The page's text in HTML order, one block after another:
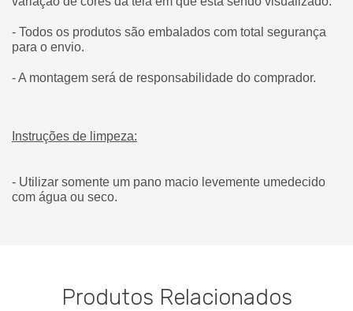
- Todos os produtos são embalados com total segurança
para o envio.
- A montagem será de responsabilidade do comprador.
Instruções de limpeza:
- Utilizar somente um pano macio levemente umedecido
com água ou seco.
Produtos Relacionados